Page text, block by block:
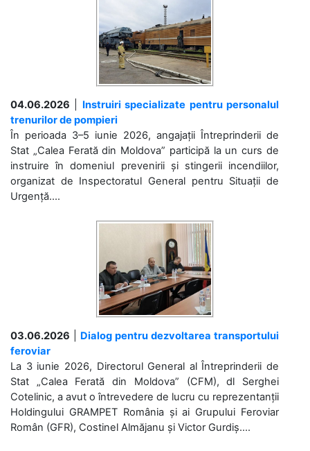
04.06.2026
Instruiri specializate pentru personalul
trenurilor de pompieri
În perioada 3–5 iunie 2026, angajații Întreprinderii de
Stat „Calea Ferată din Moldova” participă la un curs de
instruire în domeniul prevenirii și stingerii incendiilor,
organizat de Inspectoratul General pentru Situații de
Urgență....
03.06.2026
Dialog pentru dezvoltarea transportului
feroviar
La 3 iunie 2026, Directorul General al Întreprinderii de
Stat „Calea Ferată din Moldova” (CFM), dl Serghei
Cotelinic, a avut o întrevedere de lucru cu reprezentanții
Holdingului GRAMPET România și ai Grupului Feroviar
Român (GFR), Costinel Almăjanu și Victor Gurdiș....